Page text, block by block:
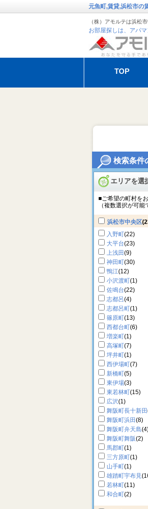
検索条件
エリアを選
■ご希望の町村を
（複数選択が可能
浜松市中央区
入野町(22)
大平台(23)
上浅田(9)
神田町(30)
鴨江(12)
小沢渡町(1)
佐鳴台(22)
志都呂(4)
志都呂町(1)
篠原町(13)
西都台町(6)
増楽町(1)
高塚町(7)
坪井町(1)
西伊場町(7)
新橋町(5)
東伊場(3)
東若林町(15)
広沢(1)
舞阪町長十新田
舞阪町浜田(8)
舞阪町弁天島
舞阪町舞阪(2)
馬郡町(1)
三方原町(1)
山手町(1)
雄踏町宇布見
若林町(11)
和合町(2)
元魚町,賃貸,浜松市の
（株）アモルテは浜松
お部屋探しは、アパ
TOP